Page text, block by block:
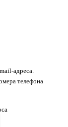
адреса.
телефона